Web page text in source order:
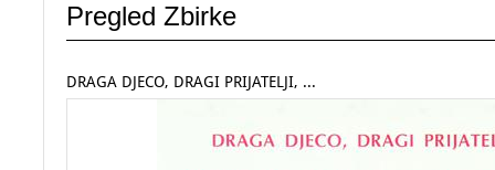
Pregled Zbirke
DRAGA DJECO, DRAGI PRIJATELJI, ...